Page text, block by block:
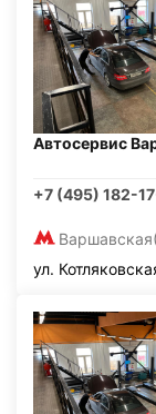
Автосервис
+7 (495) 182-
Варшавская
ул.